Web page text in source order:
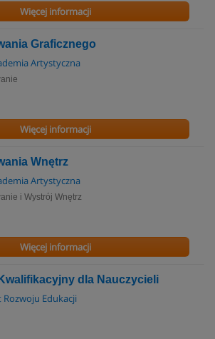
Więcej informacji
Graficznego
Artystyczna
Więcej informacji
Wnętrz
Artystyczna
i Wystrój Wnętrz
Więcej informacji
dla Nauczycieli
Edukacji